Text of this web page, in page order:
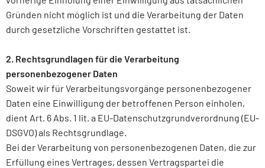
Gründen nicht möglich ist und die Verarbeitung der Daten
durch gesetzliche Vorschriften gestattet ist.
2. Rechtsgrundlagen für die Verarbeitung
personenbezogener Daten
Soweit wir für Verarbeitungsvorgänge personenbezogener
Daten eine Einwilligung der betroffenen Person einholen,
dient Art. 6 Abs. 1 lit. a EU-Datenschutzgrundverordnung (EU-
DSGVO) als Rechtsgrundlage.
Bei der Verarbeitung von personenbezogenen Daten, die zur
Erfüllung eines Vertrages, dessen Vertragspartei die